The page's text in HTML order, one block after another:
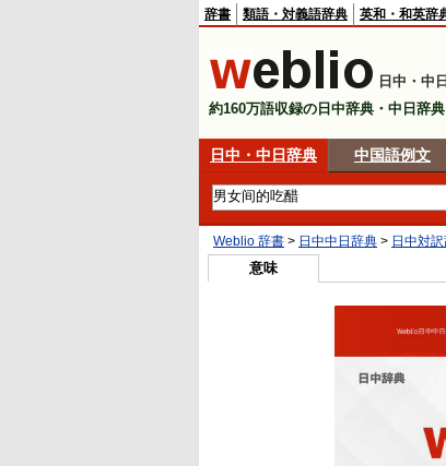
辞書 類語・対義語辞典 英和・和英辞
日中・中日
約160万語収録の日中辞典・中日辞典
日中・中日辞典 中国語例文
Weblio 辞書 > 日中中日辞典 > 日中対
意味